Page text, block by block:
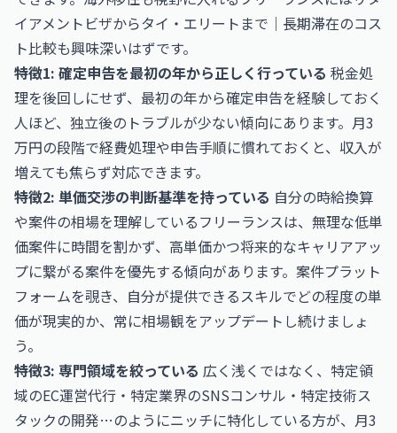
イアメントビザからタイ・エリートまで｜長期滞在のコス
ト比較も興味深いはずです。
特徴1: 確定申告を最初の年から正しく行っている 税金処
理を後回しにせず、最初の年から確定申告を経験しておく
人ほど、独立後のトラブルが少ない傾向にあります。月3
万円の段階で経費処理や申告手順に慣れておくと、収入が
増えても焦らず対応できます。
特徴2: 単価交渉の判断基準を持っている 自分の時給換算
や案件の相場を理解しているフリーランスは、無理な低単
価案件に時間を割かず、高単価かつ将来的なキャリアアッ
プに繋がる案件を優先する傾向があります。案件プラット
フォームを覗き、自分が提供できるスキルでどの程度の単
価が現実的か、常に相場観をアップデートし続けましょ
う。
特徴3: 専門領域を絞っている 広く浅くではなく、特定領
域のEC運営代行・特定業界のSNSコンサル・特定技術ス
タックの開発…のようにニッチに特化している方が、月3